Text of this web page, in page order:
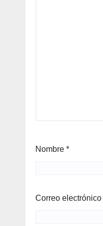
Nombre *
Correo electrónico